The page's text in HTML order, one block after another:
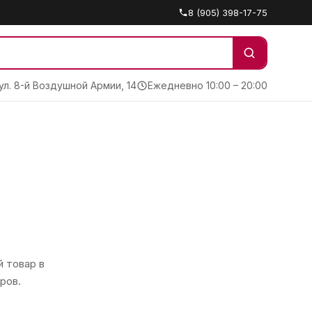
8 (905) 398-17-75
8-й Воздушной Армии, 14 Ежедневно 10:00 – 20:00
товар в